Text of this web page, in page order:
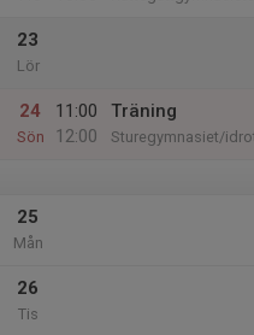
23
Lör
24
Sön
11:00
12:00
Träning
Sturegymnasiet/
25
Mån
26
Tis